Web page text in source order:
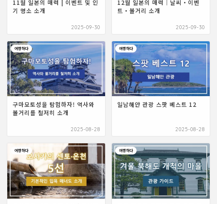
11월 일본의 매력 | 이벤트 및 인
기 명소 소개
2025-09-30
12월 일본의 매력｜날씨・이벤
트・볼거리 소개
2025-09-30
여행하다
구마모토성을 탐험하자! 역사와
볼거리를 철저히 소개
2025-08-28
여행하다
일남해안 관광 스팟 베스트 12
2025-08-28
여행하다 여행하다